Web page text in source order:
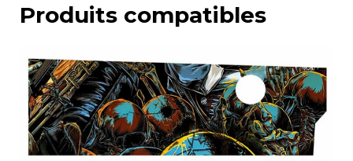
Produits compatibles